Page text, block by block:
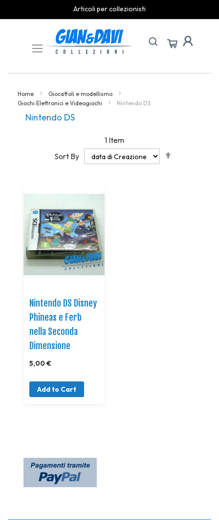
Articoli per collezionisti
Content
Home
Giocattoli e modellismo
Giochi Elettronici e Videogiochi
Nintendo DS
Nintendo DS
1 Item
Sort By
Nintendo DS Disney
Phineas e Ferb
nella Seconda
Dimensione
5,00 €
Add to Cart